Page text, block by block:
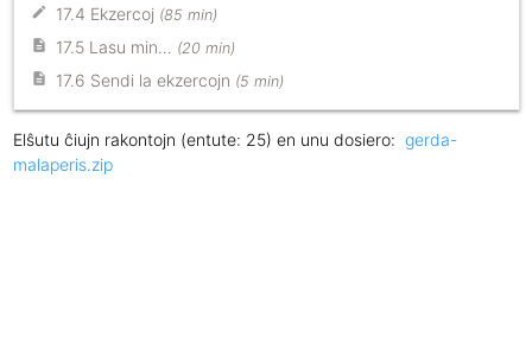
17.4 Ekzercoj (85 min)
17.5 Lasu min… (20 min)
17.6 Sendi la ekzercojn (5 min)
Elŝutu ĉiujn rakontojn (entute: 25) en unu dosiero: gerda-
malaperis.zip